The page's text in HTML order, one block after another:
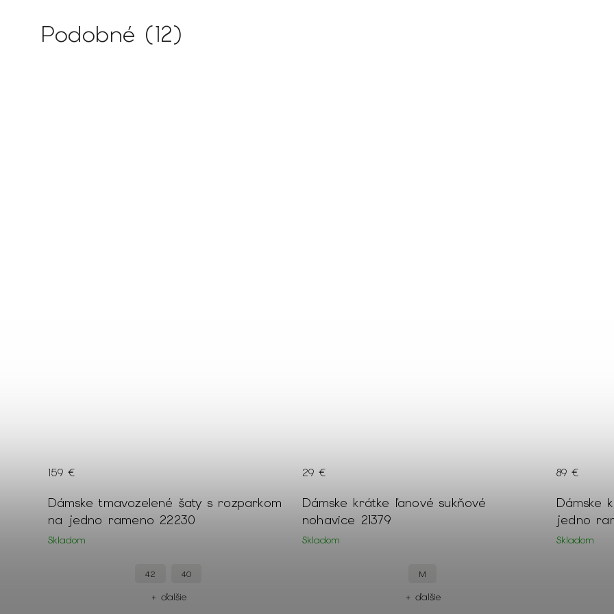
Podobné (12)
Dámske tmavozelené šaty s rozparkom
na jedno rameno 22230
Skladom
159 €
42 40
+ ďalšie
Dámske krátke ľanové sukňové
nohavice 21379
Skladom
29 €
M
+ ďalšie
Dámske
jedno
Skladom
89 €